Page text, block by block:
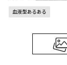
血液型あるある